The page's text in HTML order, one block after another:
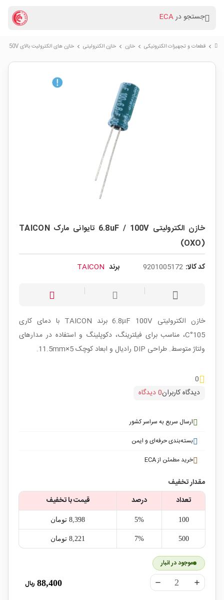
جستجو درECA
chevron_right قطعات و تجهیزات الکترونیکی chevron_right خازن chevron_right خازن الکترولیتی chevron_right خازن های الکترولیت بالای 50V
خازن الکترولیتی 6.8uF / 100V تایوانی مارک TAICON
(OXO)
کد کالا: 9201005172 برند TAICON
خازن الکترولیتی 6.8µF 100V برند TAICON با دمای کاری
105°C، مناسب برای فیلترینگ، دکوپلینگ و استفاده در مدارهای
ولتاژ متوسط. طراحی DIP رادیال و ابعاد کوچک 5×11.5mm.
0
دیدگاه کاربران0 دیدگاه
ارسال سریع به سراسر کشور
بسته‌بندی حرفه‌ای و ایمن
خرید مطمئن از ECA
مقدار تخفیف
تعداد
درصد قیمت با تخفیف
100
5% 8,398‎ تومان
500
7% 8,221‎ تومان
موجود در انبار
remove add
88,400 ریال